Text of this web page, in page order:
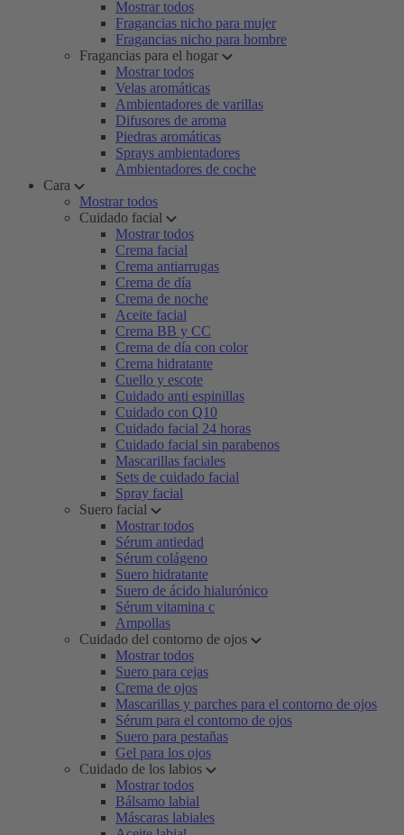
Mostrar todos
Fragancias nicho para mujer
Fragancias nicho para hombre
Fragancias para el hogar
Mostrar todos
Velas aromáticas
Ambientadores de varillas
Difusores de aroma
Piedras aromáticas
Sprays ambientadores
Ambientadores de coche
Cara
Mostrar todos
Cuidado facial
Mostrar todos
Crema facial
Crema antiarrugas
Crema de día
Crema de noche
Aceite facial
Crema BB y CC
Crema de día con color
Crema hidratante
Cuello y escote
Cuidado anti espinillas
Cuidado con Q10
Cuidado facial 24 horas
Cuidado facial sin parabenos
Mascarillas faciales
Sets de cuidado facial
Spray facial
Suero facial
Mostrar todos
Sérum antiedad
Sérum colágeno
Suero hidratante
Suero de ácido hialurónico
Sérum vitamina c
Ampollas
Cuidado del contorno de ojos
Mostrar todos
Suero para cejas
Crema de ojos
Mascarillas y parches para el contorno de ojos
Sérum para el contorno de ojos
Suero para pestañas
Gel para los ojos
Cuidado de los labios
Mostrar todos
Bálsamo labial
Máscaras labiales